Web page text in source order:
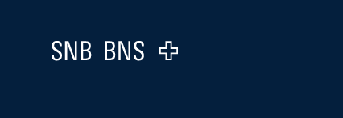
Logo